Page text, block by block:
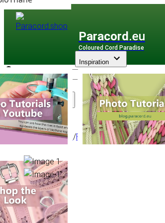
Paracord .eu
Coloured Cord Paradise
Assortiment
Inspiration
Paracorde /Paracord Type I/100 Uni